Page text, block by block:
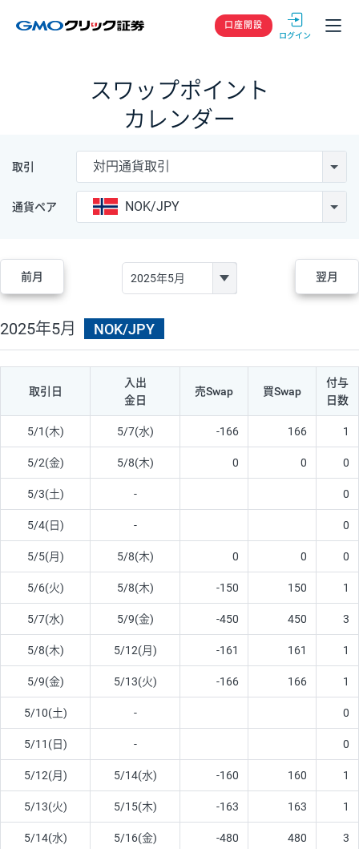
GMOクリック
口座開設
スワップポイント
カレンダー
取引 対円通貨取引
通貨ペア NOK/JPY
前月 翌月
2025年5月 NOK/JPY
取引日
入出
金日
売Swap 買Swap
付与
日数
5/1(木) 5/7(水) -166 166 1
5/2(金) 5/8(木) 0 0 0
5/3(土) - 0
5/4(日) - 0
5/5(月) 5/8(木) 0 0 0
5/6(火) 5/8(木) -150 150 1
5/7(水) 5/9(金) -450 450 3
5/8(木) 5/12(月) -161 161 1
5/9(金) 5/13(火) -166 166 1
5/10(土) - 0
5/11(日) - 0
5/12(月) 5/14(水) -160 160 1
5/13(火) 5/15(木) -163 163 1
5/14(水) 5/16(金) -480 480 3